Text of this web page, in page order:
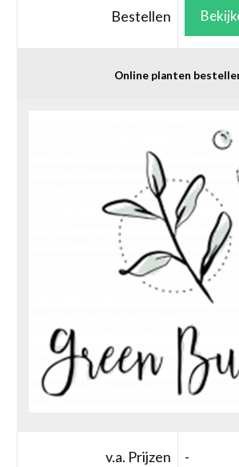
Bestellen
Online planten
v.a. Prijzen -